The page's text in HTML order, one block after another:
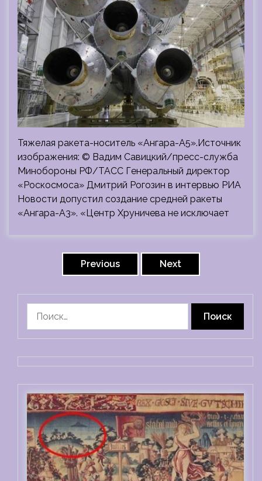
Тяжелая ракета-носитель «Ангара-А5».Источник
изображения: © Вадим Савицкий/пресс-служба
Минобороны РФ/ТАСС Генеральный директор
«Роскосмоса» Дмитрий Рогозин в интервью РИА
Новости допустил создание средней ракеты
«Ангара-А3». «Центр Хруничева не исключает
Previous Next